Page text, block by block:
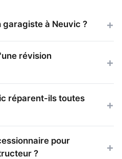
garagiste à Neuvic ?
révision
réparent-ils toutes
pour
?